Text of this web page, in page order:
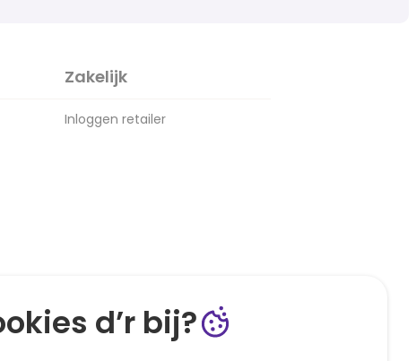
Zakelijk
Inloggen retailer
d’r bij?